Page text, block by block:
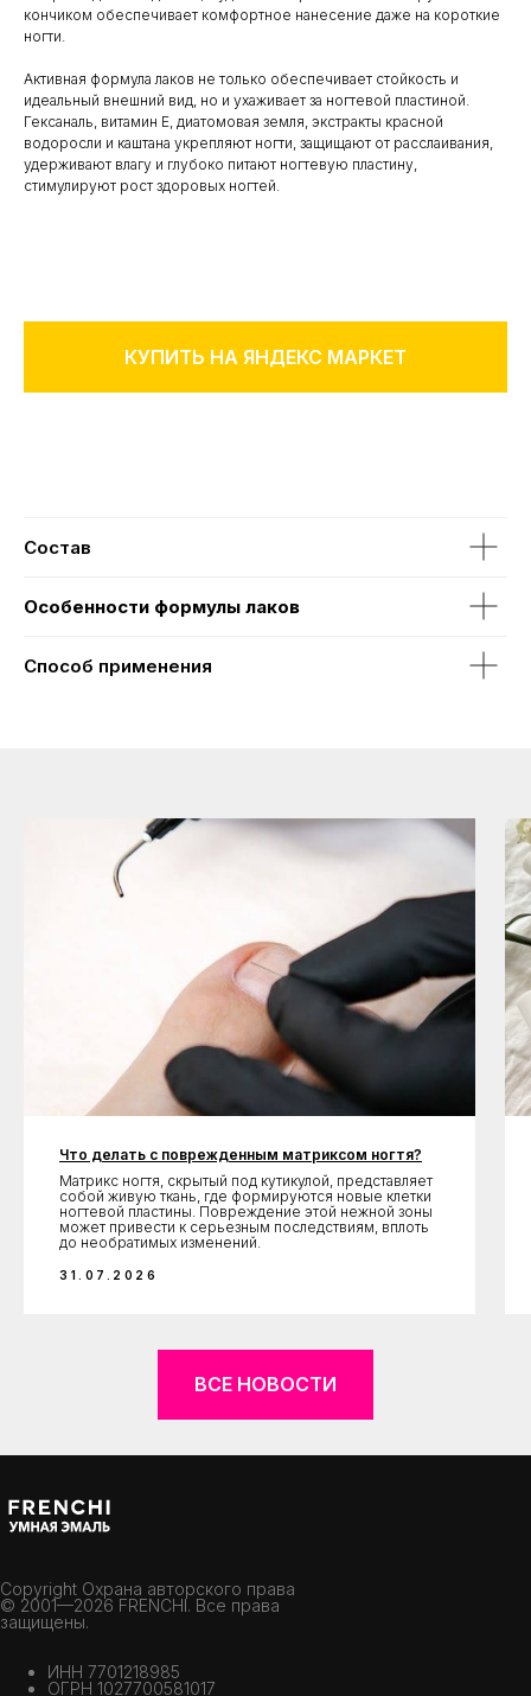
кончиком обеспечивает комфортное нанесение даже на короткие
ногти.
Активная формула лаков не только обеспечивает стойкость и
идеальный внешний вид, но и ухаживает за ногтевой пластиной.
Гексаналь, витамин Е, диатомовая земля, экстракты красной
водоросли и каштана укрепляют ногти, защищают от расслаивания,
удерживают влагу и глубоко питают ногтевую пластину,
стимулируют рост здоровых ногтей.
КУПИТЬ НА ЯНДЕКС МАРКЕТ
Состав
Особенности формулы лаков
Способ применения
Что делать с поврежденным матриксом ногтя?
Матрикс ногтя, скрытый под кутикулой, представляет
собой живую ткань, где формируются новые клетки
ногтевой пластины. Повреждение этой нежной зоны
может привести к серьезным последствиям, вплоть
до необратимых изменений.
31.07.2026
ВСЕ НОВОСТИ
Copyright Охрана авторского права
© 2001—2026 FRENCHI. Все права
защищены.
ИНН 7701218985
ОГРН 1027700581017